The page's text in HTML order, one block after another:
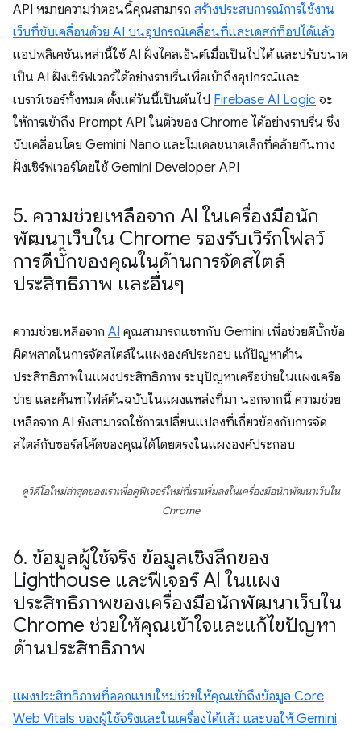
API หมายความว่าตอนนี้คุณสามารถ สร้างประสบการณ์การใช้งาน
เว็บที่ขับเคลื่อนด้วย AI บนอุปกรณ์เคลื่อนที่และเดสก์ท็อปได้แล้ว
แอปพลิเคชันเหล่านี้ใช้ AI ฝั่งไคลเอ็นต์เมื่อเป็นไปได้ และปรับขนาด
เป็น AI ฝั่งเซิร์ฟเวอร์ได้อย่างราบรื่นเพื่อเข้าถึงอุปกรณ์และ
เบราว์เซอร์ทั้งหมด ตั้งแต่วันนี้เป็นต้นไป Firebase AI Logic จะ
ให้การเข้าถึง Prompt API ในตัวของ Chrome ได้อย่างราบรื่น ซึ่ง
ขับเคลื่อนโดย Gemini Nano และโมเดลขนาดเล็กที่คล้ายกันทาง
ฝั่งเซิร์ฟเวอร์โดยใช้ Gemini Developer API
5. ความช่วยเหลือจาก AI ในเครื่องมือนัก
พัฒนาเว็บใน Chrome รองรับเวิร์กโฟลว์
การดีบั๊กของคุณในด้านการจัดสไตล์
ประสิทธิภาพ และอื่นๆ
ความช่วยเหลือจาก AI คุณสามารถแชทกับ Gemini เพื่อช่วยดีบั๊กข้อ
ผิดพลาดในการจัดสไตล์ในแผงองค์ประกอบ แก้ปัญหาด้าน
ประสิทธิภาพในแผงประสิทธิภาพ ระบุปัญหาเครือข่ายในแผงเครือ
ข่าย และค้นหาไฟล์ต้นฉบับในแผงแหล่งที่มา นอกจากนี้ ความช่วย
เหลือจาก AI ยังสามารถใช้การเปลี่ยนแปลงที่เกี่ยวข้องกับการจัด
สไตล์กับซอร์สโค้ดของคุณได้โดยตรงในแผงองค์ประกอบ
ดูวิดีโอใหม่ล่าสุดของเราเพื่อดูฟีเจอร์ใหม่ที่เราเพิ่มลงในเครื่องมือนักพัฒนาเว็บใน
Chrome
6. ข้อมูลผู้ใช้จริง ข้อมูลเชิงลึกของ
Lighthouse และฟีเจอร์ AI ในแผง
ประสิทธิภาพของเครื่องมือนักพัฒนาเว็บใน
Chrome ช่วยให้คุณเข้าใจและแก้ไขปัญหา
ด้านประสิทธิภาพ
แผงประสิทธิภาพที่ออกแบบใหม่ช่วยให้คุณเข้าถึงข้อมูล Core
Web Vitals ของผู้ใช้จริงและในเครื่องได้แล้ว และขอให้ Gemini